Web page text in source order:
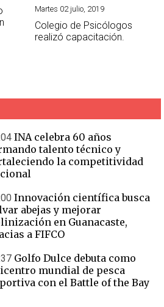
Martes 02 julio, 2019
Colegio de Psicólogos
realizó capacitación.
INA celebra 60 años
talento técnico y
la competitividad
Innovación científica busca
abejas y mejorar
en Guanacaste,
a FIFCO
Golfo Dulce debuta como
mundial de pesca
con el Battle of the Bay